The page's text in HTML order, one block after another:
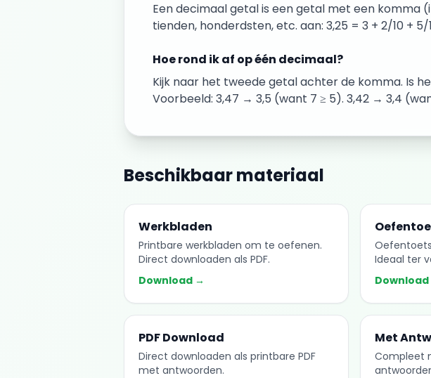
Een decimaal getal is een getal met een komma
tienden, honderdsten, etc. aan: 3,25 = 3 + 2/10 + 5/
Hoe rond ik af op één decimaal?
Kijk naar het tweede getal achter de komma. Is
Voorbeeld: 3,47 → 3,5 (want 7 ≥ 5). 3,42 → 3,4
Beschikbaar materiaal
Werkbladen
Printbare werkbladen om te oefenen.
Direct downloaden als PDF.
Download →
Ideaal ter
PDF Download
Direct downloaden als printbare PDF
met antwoorden.
Met
Compleet